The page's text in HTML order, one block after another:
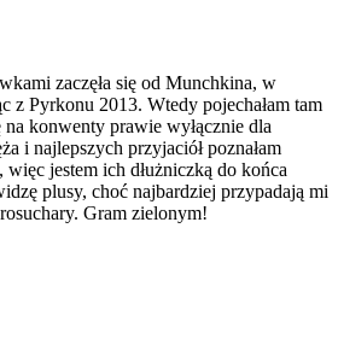
zaczęła się od Munchkina, w
z Pyrkonu 2013. Wtedy pojechałam tam
konwenty prawie wyłącznie dla
i najlepszych przyjaciół poznałam
jestem ich dłużniczką do końca
plusy, choć najbardziej przypadają mi
Gram zielonym!